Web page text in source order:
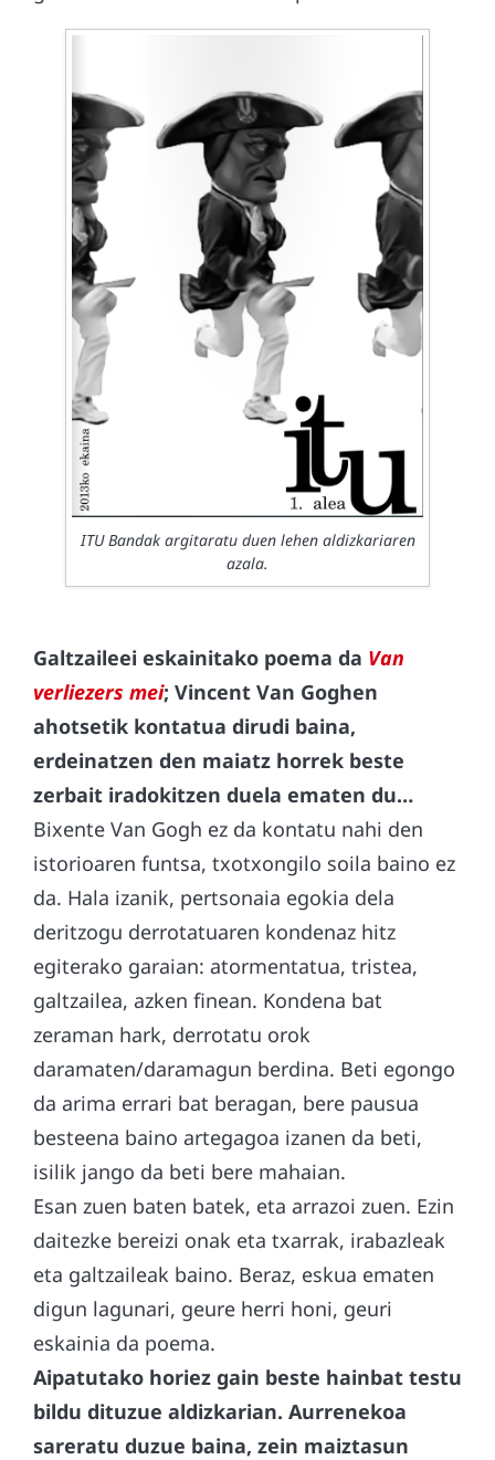
ITU Bandak argitaratu duen lehen aldizkariaren
azala.
Galtzaileei eskainitako poema da Van
verliezers mei; Vincent Van Goghen
ahotsetik kontatua dirudi baina,
erdeinatzen den maiatz horrek beste
zerbait iradokitzen duela ematen du…
Bixente Van Gogh ez da kontatu nahi den
istorioaren funtsa, txotxongilo soila baino ez
da. Hala izanik, pertsonaia egokia dela
deritzogu derrotatuaren kondenaz hitz
egiterako garaian: atormentatua, tristea,
galtzailea, azken finean. Kondena bat
zeraman hark, derrotatu orok
daramaten/daramagun berdina. Beti egongo
da arima errari bat beragan, bere pausua
besteena baino artegagoa izanen da beti,
isilik jango da beti bere mahaian.
Esan zuen baten batek, eta arrazoi zuen. Ezin
daitezke bereizi onak eta txarrak, irabazleak
eta galtzaileak baino. Beraz, eskua ematen
digun lagunari, geure herri honi, geuri
eskainia da poema.
Aipatutako horiez gain beste hainbat testu
bildu dituzue aldizkarian. Aurrenekoa
sareratu duzue baina, zein maiztasun